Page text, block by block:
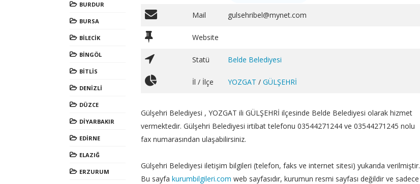
BURDUR
BURSA
BİLECİK
BİNGÖL
BİTLİS
DENİZLİ
DÜZCE
DİYARBAKIR
EDİRNE
ELAZIĞ
ERZURUM
Mail gulsehribel@mynet.com
Website
Statü Belde Belediyesi
İl / İlçe YOZGAT / GÜLŞEHRİ
Gülşehri Belediyesi , YOZGAT ili GÜLŞEHRİ ilçesinde Belde Belediyesi olarak hizmet
vermektedir. Gülşehri Belediyesi irtibat telefonu 03544271244 ve 03544271245 nolu
fax numarasından ulaşabilirsiniz.
Gülşehri Belediyesi iletişim bilgileri (telefon, faks ve internet sitesi) yukarıda verilmiştir.
Bu sayfa kurumbilgileri.com web sayfasıdır, kurumun resmi sayfası değildir ve sadece